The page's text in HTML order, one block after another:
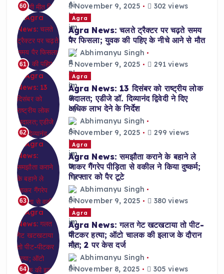
60
November 9, 2025
302 views
61
Agra
Agra News: चलते ट्रैक्टर पर चढ़ते समय
पैर फिसला; युवक की पहिए के नीचे आने से मौत
Abhimanyu Singh
November 9, 2025
291 views
62
Agra
Agra News: 13 दिसंबर को राष्ट्रीय लोक
अदालत; एडीजे डॉ. दिव्यानंद द्विवेदी ने दिए
अधिक लाभ देने के निर्देश
Abhimanyu Singh
November 9, 2025
299 views
63
Agra
Agra News: समझौता कराने के बहाने ले
जाकर गैंगरेप पीड़िता से वकील ने किया दुष्कर्म;
गिरफ्तार को पैर टूटे
Abhimanyu Singh
November 9, 2025
380 views
64
Agra
Agra News: गलत गेट खटखटाया तो पीट-
पीटकर हत्या; ऑटो चालक की इलाज के दौरान
मौत; 2 पर केस दर्ज
Abhimanyu Singh
November 8, 2025
305 views